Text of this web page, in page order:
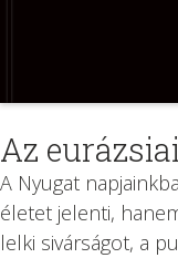
Az
A Nyugat
életet jelenti,
lelki sivárságot, a